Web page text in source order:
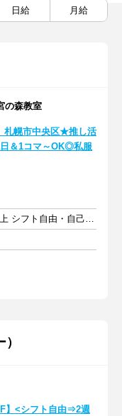
日給 月給
の森教室
札幌市中央区★推し活
＆1コマ～OK◎私服
週1日以上 1日1.5時間以上 シフト自由・自己申告
】<シフト自由⇒2週